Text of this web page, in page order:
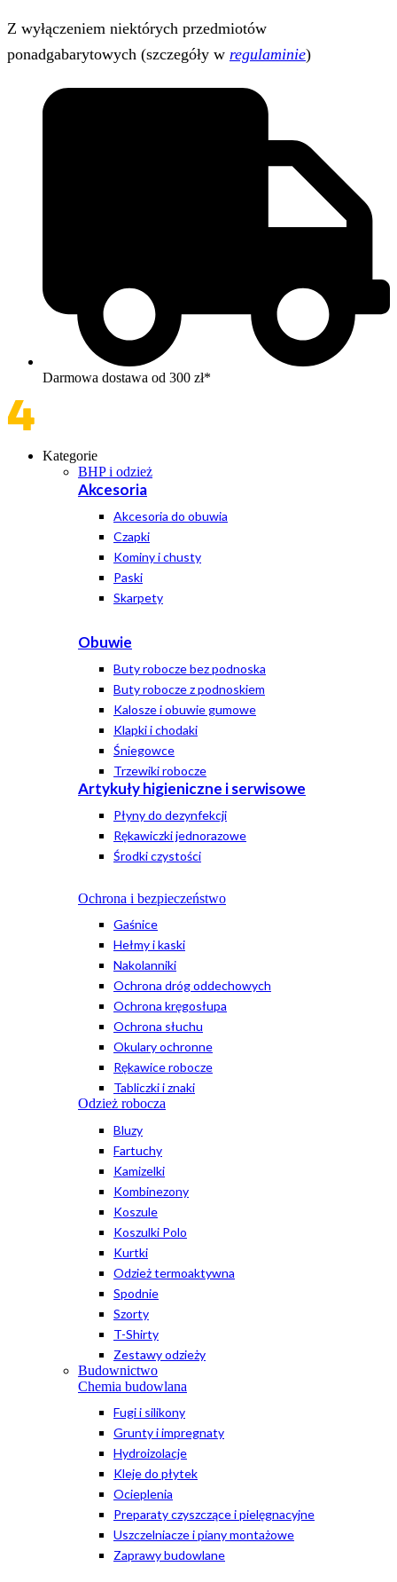
Z wyłączeniem niektórych przedmiotów
ponadgabarytowych (szczegóły w regulaminie)
Darmowa dostawa od 300 zł*
Kategorie
BHP i odzież
Akcesoria
Akcesoria do obuwia
Czapki
Kominy i chusty
Paski
Skarpety
Obuwie
Buty robocze bez podnoska
Buty robocze z podnoskiem
Kalosze i obuwie gumowe
Klapki i chodaki
Śniegowce
Trzewiki robocze
Artykuły higieniczne i serwisowe
Płyny do dezynfekcji
Rękawiczki jednorazowe
Środki czystości
Ochrona i bezpieczeństwo
Gaśnice
Hełmy i kaski
Nakolanniki
Ochrona dróg oddechowych
Ochrona kręgosłupa
Ochrona słuchu
Okulary ochronne
Rękawice robocze
Tabliczki i znaki
Odzież robocza
Bluzy
Fartuchy
Kamizelki
Kombinezony
Koszule
Koszulki Polo
Kurtki
Odzież termoaktywna
Spodnie
Szorty
T-Shirty
Zestawy odzieży
Budownictwo
Chemia budowlana
Fugi i silikony
Grunty i impregnaty
Hydroizolacje
Kleje do płytek
Ocieplenia
Preparaty czyszczące i pielęgnacyjne
Uszczelniacze i piany montażowe
Zaprawy budowlane